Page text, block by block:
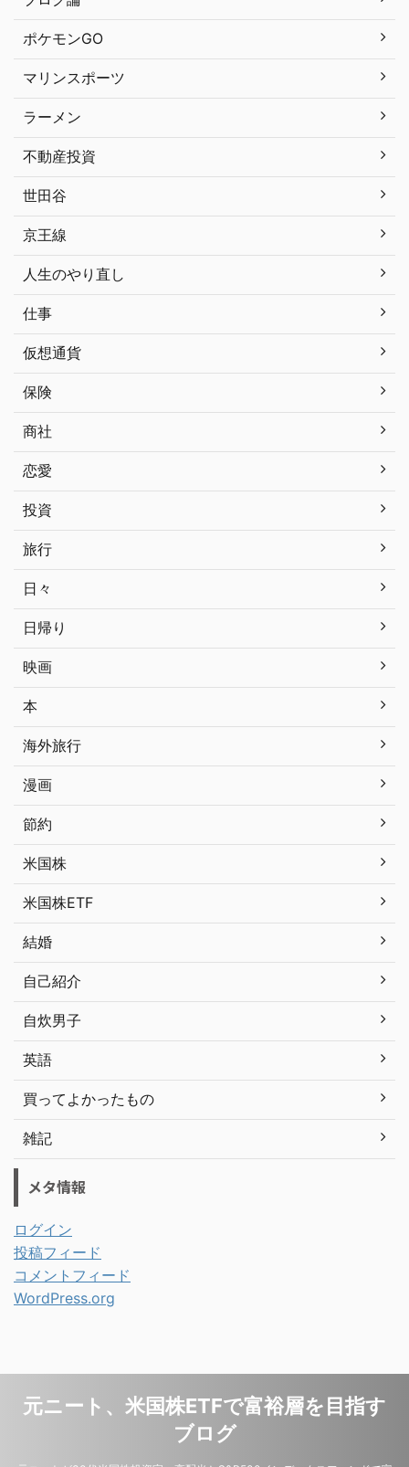
ポケモンGO
マリンスポーツ
ラーメン
不動産投資
世田谷
京王線
人生のやり直し
仕事
仮想通貨
保険
商社
恋愛
投資
旅行
日々
日帰り
映画
本
海外旅行
漫画
節約
米国株
米国株ETF
結婚
自己紹介
自炊男子
英語
買ってよかったもの
雑記
メタ情報
ログイン
投稿フィード
コメントフィード
WordPress.org
元ニート、米国株ETFで富裕層を目指す
ブログ